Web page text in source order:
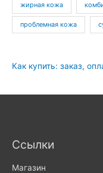
жирная кожа
проблемная кожа
Как купить: заказ,
Ссылки
Магазин